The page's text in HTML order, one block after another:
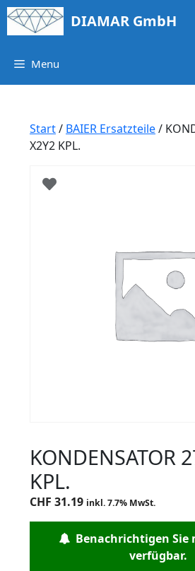
Springe
zum
DIAMAR GmbH
Menu
Start/ BAIER Ersatzteile/
X2Y2 KPL.
KONDENSATOR
KPL.
CHF 31.19 inkl. 7.7% MwSt.
Benachrichtigen Sie
verfügbar.